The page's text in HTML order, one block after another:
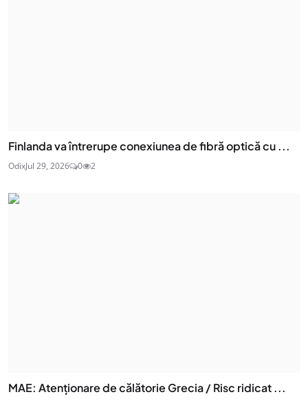
Finlanda va întrerupe conexiunea de fibră optică cu ...
OdixJul 29, 2026 0 2
MAE: Atenţionare de călătorie Grecia / Risc ridicat ...